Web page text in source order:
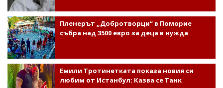
Пленерът „Добротворци“ в Поморие
събра над 3500 евро за деца в нужда
Емили Тротинетката показа новия си
любим от Истанбул: Казва се Танк